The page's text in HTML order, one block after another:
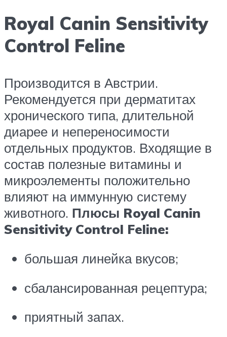
Royal Canin Sensitivity
Control Feline
Производится в Австрии.
Рекомендуется при дерматитах
хронического типа, длительной
диарее и непереносимости
отдельных продуктов. Входящие в
состав полезные витамины и
микроэлементы положительно
влияют на иммунную систему
животного. Плюсы Royal Canin
Sensitivity Control Feline:
большая линейка вкусов;
сбалансированная рецептура;
приятный запах.